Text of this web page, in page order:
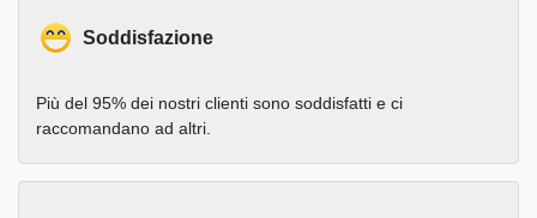
Soddisfazione
Più del 95% dei nostri clienti sono soddisfatti e ci
raccomandano ad altri.